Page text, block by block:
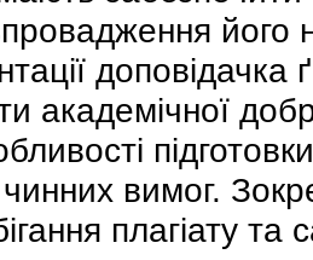
його
доповідачка
академічної
чинних вимог.
плагіату та